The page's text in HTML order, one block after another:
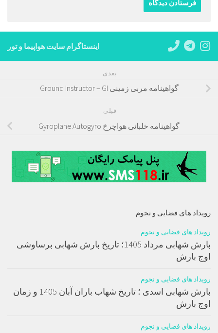
اینستاگرام سایت هواپیما و تور
بعدی
گواهینامه مربی زمینی Ground Instructor – GI
قبلی
گواهینامه خلبانی هواچرخ Gyroplane Autogyro
رویداد های فضایی و نجوم
رویداد های فضایی و نجوم
بارش شهابی مرداد 1405؛ تاریخ بارش شهابی برساوشی
اوج بارش
رویداد های فضایی و نجوم
بارش شهابی اسدی ؛ تاریخ شهاب باران آبان 1405 و زمان
اوج بارش
رویداد های فضایی و نجوم